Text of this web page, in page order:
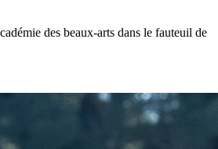
des beaux-arts dans le fauteuil de